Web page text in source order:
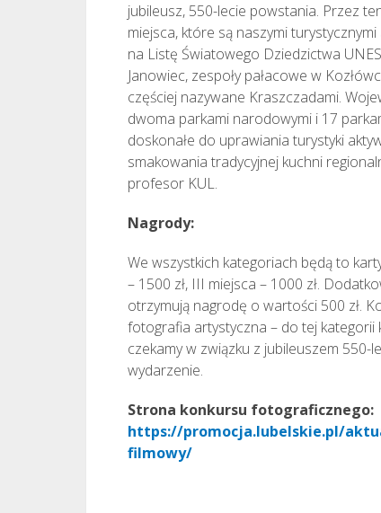
jubileusz, 550-lecie powstania. Przez
miejsca, które są naszymi
na Listę Światowego Dziedzictwa
Janowiec, zespoły pałacowe w
częściej nazywane Kraszczadami.
dwoma parkami narodowymi i 17
doskonałe do uprawiania turystyki
smakowania tradycyjnej kuchni
profesor KUL.
Nagrody:
We wszystkich kategoriach będą to
– 1500 zł, III miejsca – 1000 zł.
otrzymują nagrodę o wartości 500 zł.
fotografia artystyczna – do tej kategorii
czekamy w związku z jubileuszem
wydarzenie.
Strona konkursu fotograficznego:
https://promocja.lubelskie.pl/
filmowy/